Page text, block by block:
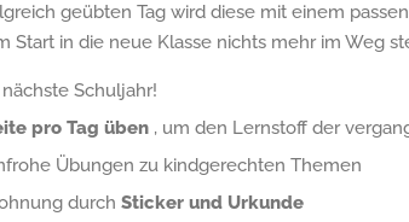
geübten Tag wird diese mit einem
Start in die neue Klasse nichts mehr im Weg
Schuljahr!
pro Tag üben , um den Lernstoff der
Übungen zu kindgerechten Themen
durch Sticker und Urkunde